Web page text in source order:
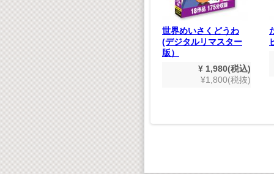
金庫型
トキッ
税込)
税抜)
¥ 660(税込)
¥600(税抜)
世界めいさくどうわ
(デジタルリマスター
版）
¥ 1,980(税込)
¥1,800(税抜)